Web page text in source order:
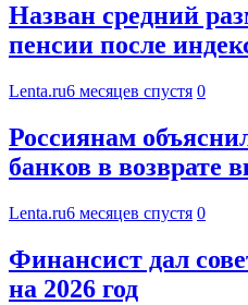
Назван средний
пенсии после
Lenta.ru6 месяцев спустя 0
Россиянам
банков в возврате
Lenta.ru6 месяцев спустя 0
Финансист дал
на 2026 год